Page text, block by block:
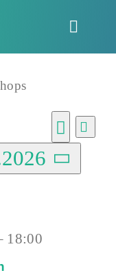
Toggle
Suche
Suche
Liste
18:00